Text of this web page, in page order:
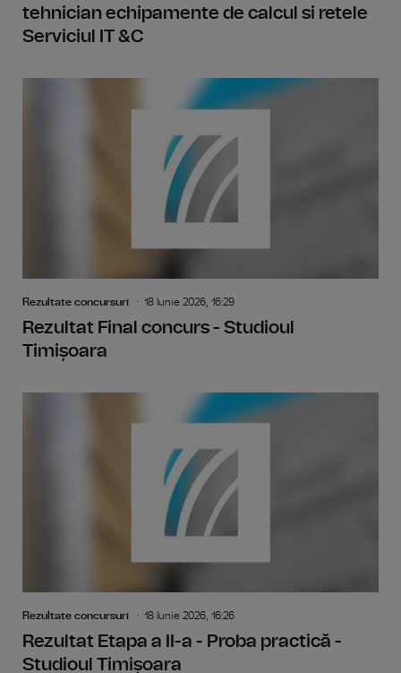
tehnician echipamente de calcul si retele
Serviciul IT &C
Rezultate concursuri 18 Iunie 2026, 16:29
Rezultat Final concurs - Studioul
Timișoara
Rezultate concursuri 18 Iunie 2026, 16:26
Rezultat Etapa a II-a - Proba practică -
Studioul Timișoara